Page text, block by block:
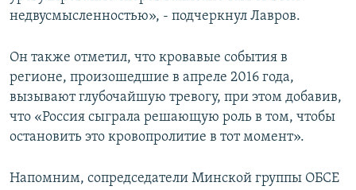
недвусмысленностью», - подчеркнул Лавров.
Он также отметил, что кровавые события в
регионе, произошедшие в апреле 2016 года,
вызывают глубочайшую тревогу, при этом добавив,
что «Россия сыграла решающую роль в том, чтобы
остановить это кровопролитие в тот момент».
Напомним, сопредседатели Минской группы ОБСЕ